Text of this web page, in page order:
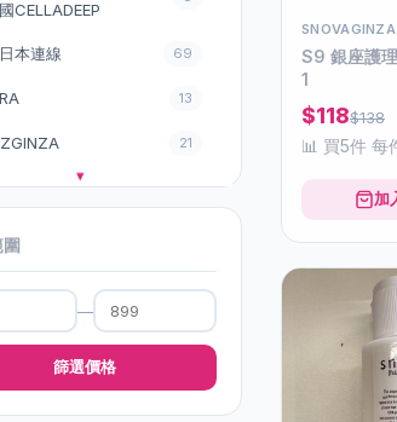
CELLADEEP
本連線 69
13
21
Borlind 4
Coeur【保濕の女王】 1
Sixteen
—
篩選價格
SNOVAGINZA
S9 銀座護
1
$118$138
📊 買5件 每
加